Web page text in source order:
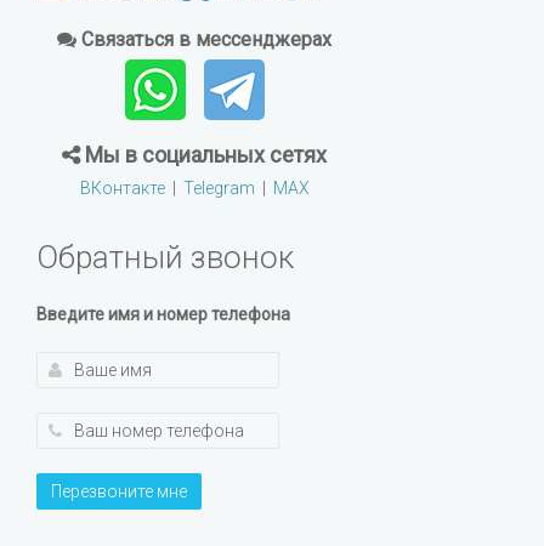
Связаться в мессенджерах
Мы в социальных сетях
ВКонтакте| Telegram | MAX
Обратный звонок
Введите имя и номер телефона
Перезвоните мне